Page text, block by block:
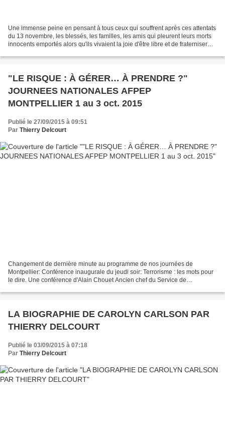
Une immense peine en pensant à tous ceux qui souffrent après ces attentats
du 13 novembre, les blessés, les familles, les amis qui pleurent leurs morts
innocents emportés alors qu'ils vivaient la joie d'être libre et de fraterniser
"LE RISQUE : À GÉRER… À PRENDRE ?"
JOURNEES NATIONALES AFPEP
MONTPELLIER 1 au 3 oct. 2015
Publié le 27/09/2015 à 09:51
Par Thierry Delcourt
Changement de dernière minute au programme de nos journées de
Montpellier: Conférence inaugurale du jeudi soir: Terrorisme : les mots pour
le dire. Une conférence d'Alain Chouet Ancien chef du Service de
LA BIOGRAPHIE DE CAROLYN CARLSON PAR
THIERRY DELCOURT
Publié le 03/09/2015 à 07:18
Par Thierry Delcourt